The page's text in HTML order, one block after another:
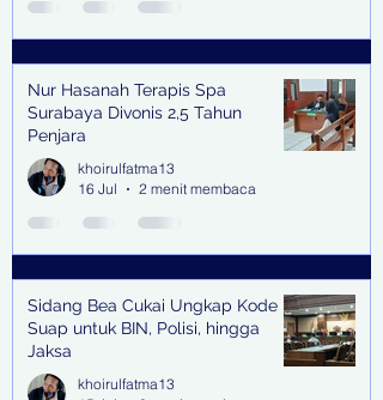
Nur Hasanah Terapis Spa
Surabaya Divonis 2,5 Tahun
Penjara
khoirulfatma13
16 Jul
2 menit membaca
Sidang Bea Cukai Ungkap Kode
Suap untuk BIN, Polisi, hingga
Jaksa
khoirulfatma13